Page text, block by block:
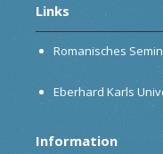
Links
Romanisches
Eberhard Karls
Information